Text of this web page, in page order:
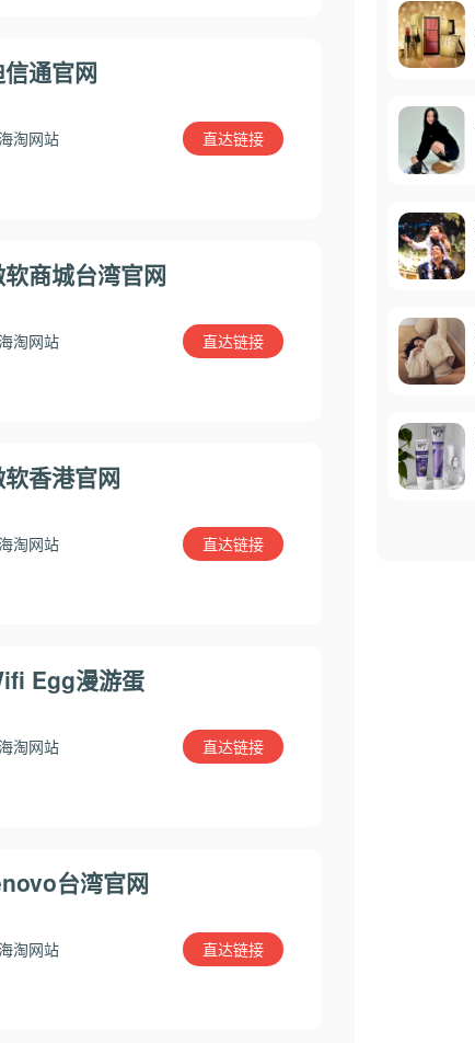
通官网
淘网站 直达链接
商城台湾官网
淘网站 直达链接
香港官网
淘网站 直达链接
Egg漫游蛋
淘网站 直达链接
台湾官网
淘网站 直达链接